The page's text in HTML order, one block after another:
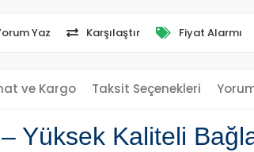
Yaz Karşılaştır Fiyat Alarmı
ve Kargo Taksit Seçenekleri
Kaliteli